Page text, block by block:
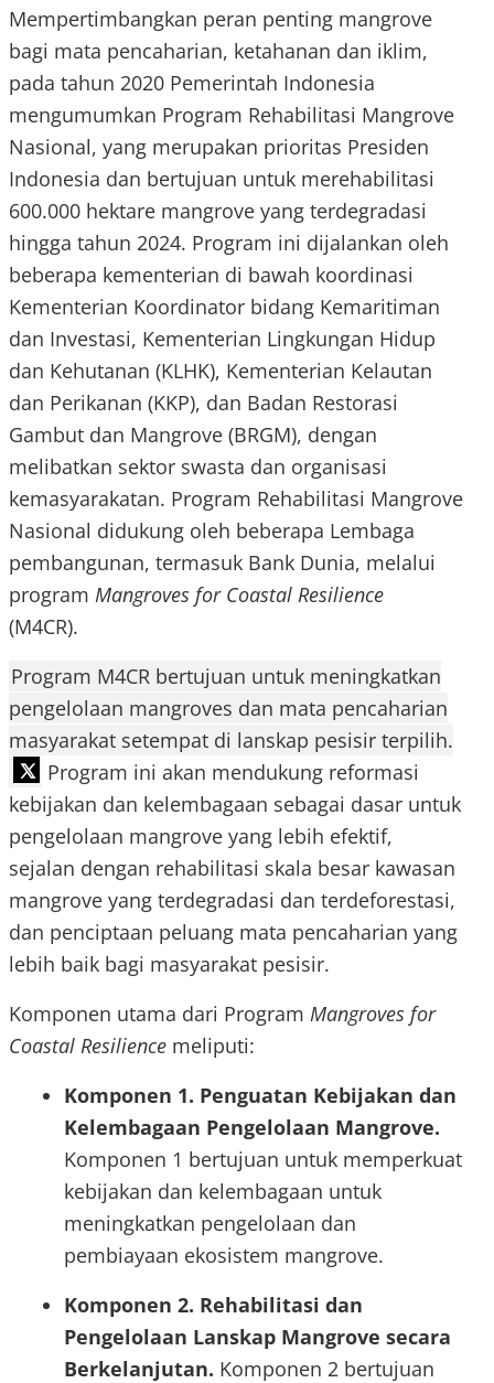
Mempertimbangkan peran penting mangrove
bagi mata pencaharian, ketahanan dan iklim,
pada tahun 2020 Pemerintah Indonesia
mengumumkan Program Rehabilitasi Mangrove
Nasional, yang merupakan prioritas Presiden
Indonesia dan bertujuan untuk merehabilitasi
600.000 hektare mangrove yang terdegradasi
hingga tahun 2024. Program ini dijalankan oleh
beberapa kementerian di bawah koordinasi
Kementerian Koordinator bidang Kemaritiman
dan Investasi, Kementerian Lingkungan Hidup
dan Kehutanan (KLHK), Kementerian Kelautan
dan Perikanan (KKP), dan Badan Restorasi
Gambut dan Mangrove (BRGM), dengan
melibatkan sektor swasta dan organisasi
kemasyarakatan. Program Rehabilitasi Mangrove
Nasional didukung oleh beberapa Lembaga
pembangunan, termasuk Bank Dunia, melalui
program Mangroves for Coastal Resilience
(M4CR).
Program M4CR bertujuan untuk meningkatkan
pengelolaan mangroves dan mata pencaharian
masyarakat setempat di lanskap pesisir terpilih.
Program ini akan mendukung reformasi
kebijakan dan kelembagaan sebagai dasar untuk
pengelolaan mangrove yang lebih efektif,
sejalan dengan rehabilitasi skala besar kawasan
mangrove yang terdegradasi dan terdeforestasi,
dan penciptaan peluang mata pencaharian yang
lebih baik bagi masyarakat pesisir.
Komponen utama dari Program Mangroves for
Coastal Resilience meliputi:
Komponen 1. Penguatan Kebijakan dan
Kelembagaan Pengelolaan Mangrove.
Komponen 1 bertujuan untuk memperkuat
kebijakan dan kelembagaan untuk
meningkatkan pengelolaan dan
pembiayaan ekosistem mangrove.
Komponen 2. Rehabilitasi dan
Pengelolaan Lanskap Mangrove secara
Berkelanjutan. Komponen 2 bertujuan